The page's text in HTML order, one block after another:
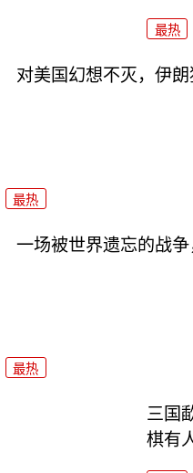
最热
对美国幻想不灭，伊朗
最热
一场被世界遗忘的战
最热
三国
棋有